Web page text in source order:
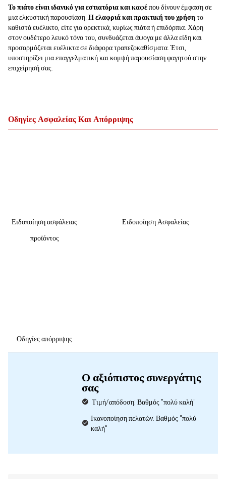
Το πιάτο είναι ιδανικό για εστιατόρια και καφέπου δίνουν έμφαση σε
μια ελκυστική παρουσίαση. Η ελαφριά και πρακτική του χρήσητο
καθιστά ευέλικτο, είτε για ορεκτικά, κυρίως πιάτα ή επιδόρπια. Χάρη
στον ουδέτερο λευκό τόνο του, συνδυάζεται άψογα με άλλα είδη και
προσαρμόζεται ευέλικτα σε διάφορα τραπεζοκαθίσματα. Έτσι,
υποστηρίζει μια επαγγελματική και κομψή παρουσίαση φαγητού στην
επιχείρησή σας.
Οδηγίες Ασφαλείας Και Απόρριψης
Ειδοποίηση ασφάλειας
προϊόντος
Ειδοποίηση Ασφαλείας
Οδηγίες απόρριψης
Ο αξιόπιστος συνεργάτης
σας
Τιμή/απόδοση: Βαθμός "πολύ καλή"
Ικανοποίηση πελατών: Βαθμός "πολύ
καλή"